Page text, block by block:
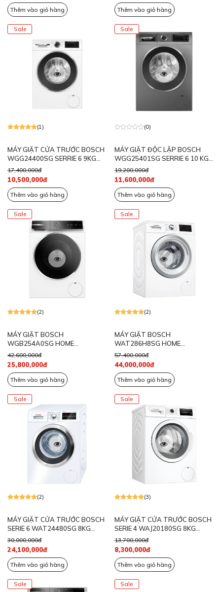
Thêm vào giỏ hàng Thêm vào giỏ hàng
Sale
(1)
MÁY GIẶT CỬA TRƯỚC BOSCH
WGG24400SG SERRIE 6 9KG
MÀU TRẮNG
17,400,000đ
10,500,000đ
Thêm vào giỏ hàng
Sale
(0)
MÁY GIẶT ĐỘC LẬP BOSCH
WGG25401SG SERRIE 6 10 KG
MÀU XÁM
19,200,000đ
11,600,000đ
Thêm vào giỏ hàng
Sale
(2)
MÁY GIẶT BOSCH
WGB254A0SG HOME
CONNECT/ I-DOS 10KG
1400RPM ANTISTAIN
42,600,000đ
25,800,000đ
Thêm vào giỏ hàng
Sale
(2)
MÁY GIẶT BOSCH
WAT286H8SG HOME
CONNECT/I-DOS 8KG 1400RPM
57,400,000đ
44,000,000đ
Thêm vào giỏ hàng
Sale
(2)
MÁY GIẶT CỬA TRƯỚC BOSCH
SERIE 6 WAT24480SG 8KG
1200RPM
30,000,000đ
24,100,000đ
Thêm vào giỏ hàng
Sale
(3)
MÁY GIẶT CỬA TRƯỚC BOSCH
SERIE 4 WAJ20180SG 8KG
1000RPM
13,700,000đ
8,300,000đ
Thêm vào giỏ hàng
Sale Sale